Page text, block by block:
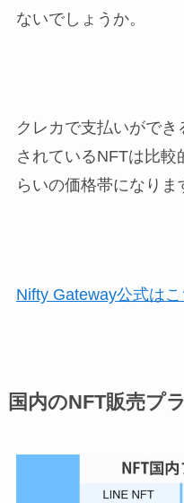
ないでしょうか。
クレカで支払いができ
されているNFTは比較
らいの価格帯になりま
Nifty Gateway公式はこ
国内のNFT販売プ